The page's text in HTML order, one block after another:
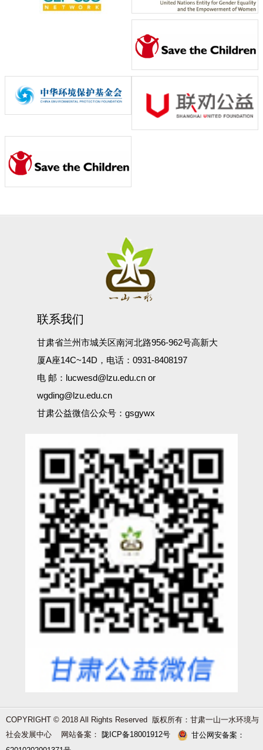
联系我们
甘肃省兰州市城关区南河北路956-962号高新大
厦A座14C~14D，电话：0931-8408197
电 邮：lucwesd@lzu.edu.cn or
wgding@lzu.edu.cn
甘肃公益微信公众号：gsgywx
COPYRIGHT © 2018 All Rights Reserved 版权所有：甘肃一山一水环境与
社会发展中心 网站备案： 陇ICP备18001912号
甘公网安备案：